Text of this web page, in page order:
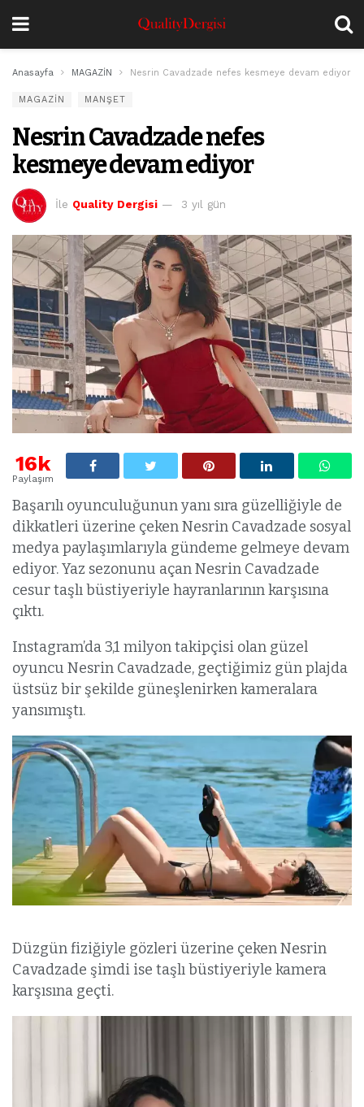
Anasayfa MAGAZİN Nesrin Cavadzade nefes kesmeye devam ediyor
MAGAZİN MANŞET
Nesrin Cavadzade nefes
kesmeye devam ediyor
İle Quality Dergisi 3 yıl gün
16k
Paylaşım
Başarılı oyunculuğunun yanı sıra güzelliğiyle de
dikkatleri üzerine çeken Nesrin Cavadzade sosyal
medya paylaşımlarıyla gündeme gelmeye devam
ediyor. Yaz sezonunu açan Nesrin Cavadzade
cesur taşlı büstiyeriyle hayranlarının karşısına
çıktı.
Instagram’da 3,1 milyon takipçisi olan güzel
oyuncu Nesrin Cavadzade, geçtiğimiz gün plajda
üstsüz bir şekilde güneşlenirken kameralara
yansımıştı.
Düzgün fiziğiyle gözleri üzerine çeken Nesrin
Cavadzade şimdi ise taşlı büstiyeriyle kamera
karşısına geçti.